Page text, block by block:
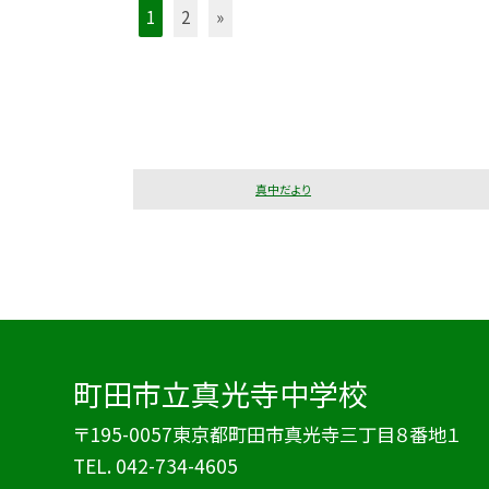
1 2 »
真中だより
町田市立真光寺中学校
〒195-0057東京都町田市真光寺三丁目８番地１
TEL. 042-734-4605